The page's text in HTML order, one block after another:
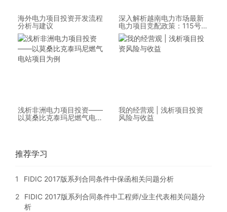
海外电力项目投资开发流程
分析与建议
深入解析越南电力市场最新
电力项目竞配政策：115号投
标法令细则
浅析非洲电力项目投资——
以莫桑比克泰玛尼燃气电站
我的经营观 | 浅析项目投资
风险与收益
推荐学习
1 FIDIC 2017版系列合同条件中保函相关问题分析
2
FIDIC 2017版系列合同条件中工程师/业主代表相关问题分
析